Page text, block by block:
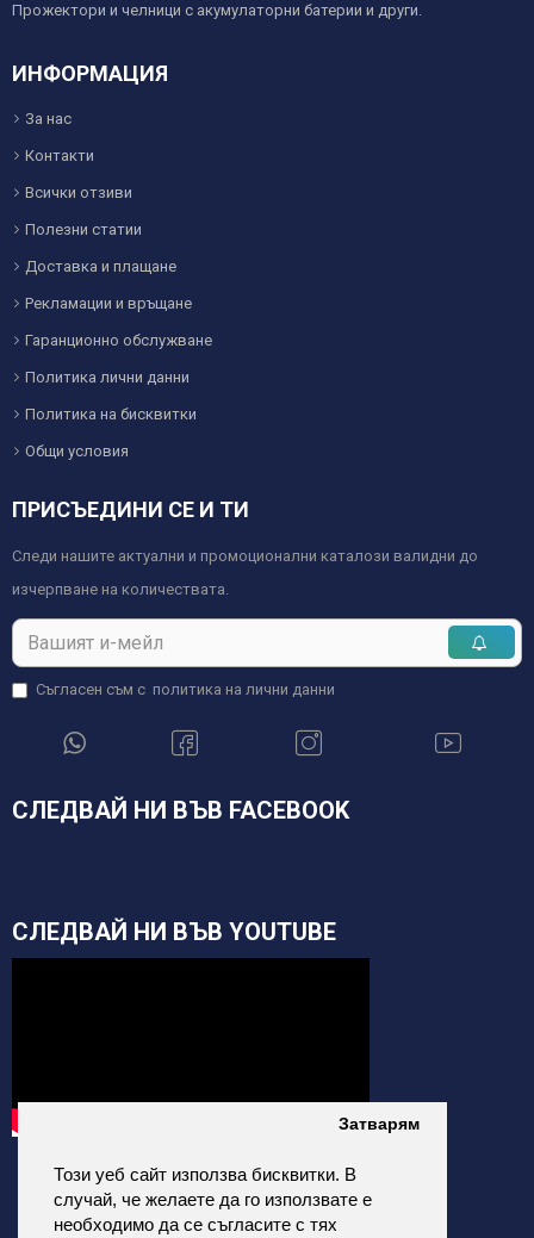
Този уеб сайт използва бисквитки. В
случай, че желаете да го използвате е
необходимо да се съгласите с тях
Затварям
Прожектори и челници с акумулаторни батерии и други.
ИНФОРМАЦИЯ
За нас
Контакти
Всички отзиви
Полезни статии
Доставка и плащане
Рекламации и връщане
Гаранционно обслужване
Политика лични данни
Политика на бисквитки
Общи условия
ПРИСЪЕДИНИ СЕ И ТИ
Следи нашите актуални и промоционални каталози валидни до
изчерпване на количествата.
Съгласен съм с политика на лични данни
СЛЕДВАЙ НИ ВЪВ FACEBOOK
СЛЕДВАЙ НИ ВЪВ YOUTUBE